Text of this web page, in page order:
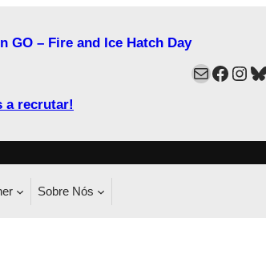
GO – Fire and Ice Hatch Day
a recrutar!
Mail
Sobre Nós